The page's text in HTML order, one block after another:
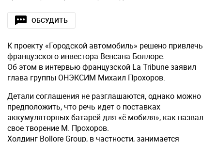
ОБСУДИТЬ
К проекту «Городской автомобиль» решено привлечь
французского инвестора Венсана Боллоре.
Об этом в интервью французской La Tribune заявил
глава группы ОНЭКСИМ Михаил Прохоров.
Детали соглашения не разглашаются, однако можно
предположить, что речь идет о поставках
аккумуляторных батарей для «ё-мобиля», как назвал
свое творение М. Прохоров.
Холдинг Bollore Group, в частности, занимается